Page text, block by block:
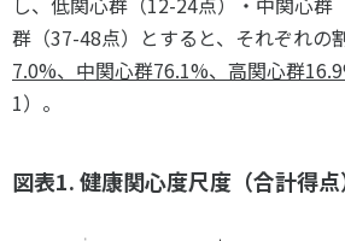
群（37-48点）とすると、それぞれの
7.0%、中関心群76.1%、高関心群
1）。
図表1.健康関心度尺度（合計得